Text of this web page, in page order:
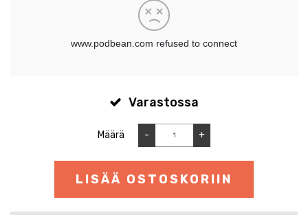
Varastossa
Määrä - +
LISÄÄ OSTOSKORIIN